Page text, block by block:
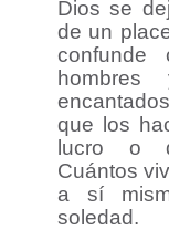
Dios se
de un
confunde
que los
lucro o
Cuántos
a sí
soledad.